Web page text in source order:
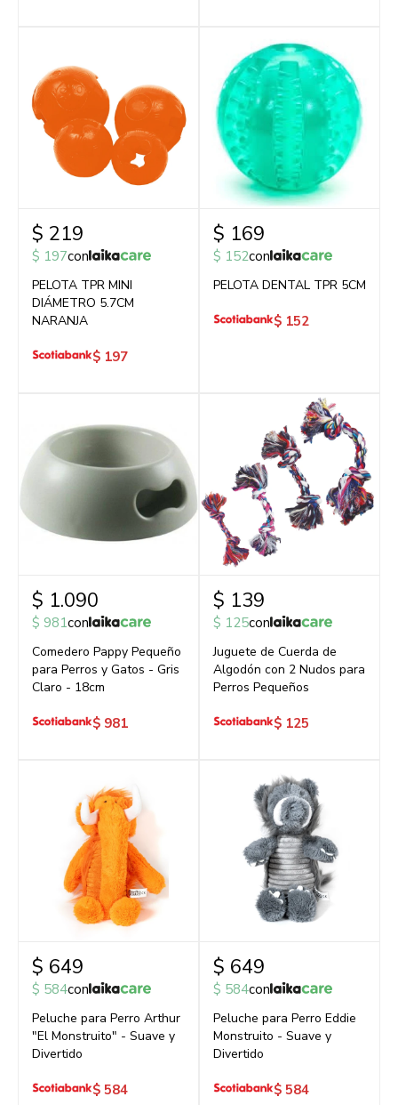
$ 219
$ 197con
PELOTA TPR MINI
DIÁMETRO 5.7CM
NARANJA
$ 197
$ 169
$ 152con
PELOTA DENTAL TPR 5CM
$ 152
$ 1.090
$ 981con
Comedero Pappy Pequeño
para Perros y Gatos - Gris
Claro - 18cm
$ 981
$ 139
$ 125con
Juguete de Cuerda de
Algodón con 2 Nudos para
Perros Pequeños
$ 125
$ 649
$ 584con
Peluche para Perro Arthur
"El Monstruito" - Suave y
Divertido
$ 584
$ 649
$ 584con
Peluche para Perro Eddie
Monstruito - Suave y
Divertido
$ 584